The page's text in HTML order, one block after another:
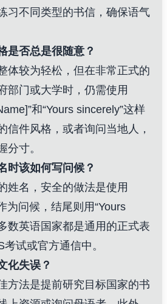
习不同类型的书信，确保语气
是否总是很随意？
体较为轻松，但在非常正式的
部门或大学时，仍需使用
和“Yours sincerely”这样
信件风格，或者询问当地人，
分寸。
时该如何写问候？
姓名，安全的做法是使用
为问候，结尾则用“Yours
数英语国家都是通用的正式表
试或官方通信中。
化失误？
方法是提前研究目标国家的书